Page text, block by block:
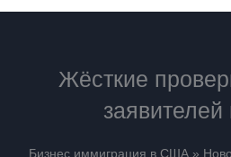
Жёсткие
Бизнес иммиграция в США»